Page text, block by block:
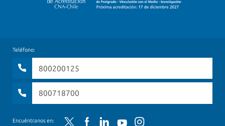
Teléfono:
800200125
800718700
Encuéntranos en: Twitter FacebookLinkedInYouTubeInstagram